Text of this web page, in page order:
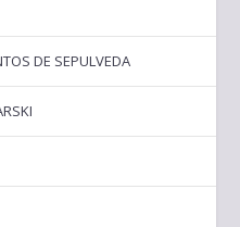
DE SEPULVEDA